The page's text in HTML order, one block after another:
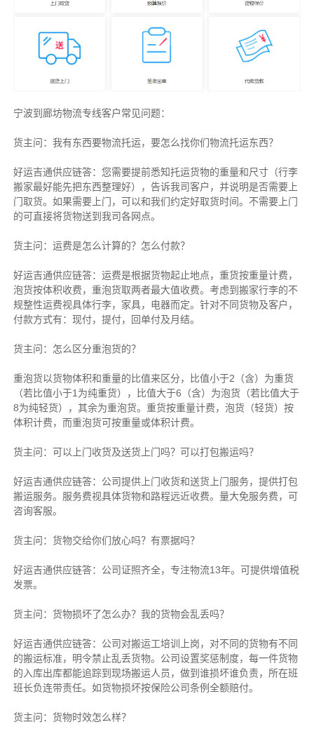
宁波到廊坊物流专线客户常见问题：
货主问：我有东西要物流托运，要怎么找你们物流托运东西？
好运吉通供应链答：您需要提前悉知托运货物的重量和尺寸（行李
搬家最好能先把东西整理好），告诉我司客户，并说明是否需要上
门取货。如果需要上门，可以和我们约定好取货时间。不需要上门
的可直接将货物送到我司各网点。
货主问：运费是怎么计算的？怎么付款？
好运吉通供应链答：运费是根据货物起止地点，重货按重量计费，
泡货按体积收费，重泡货取两者最大值收费。考虑到搬家行李的不
规整性运费视具体行李，家具，电器而定。针对不同货物及客户，
付款方式有：现付，提付，回单付及月结。
货主问：怎么区分重泡货的？
重泡货以货物体积和重量的比值来区分，比值小于2（含）为重货
（若比值小于1为纯重货），比值大于6（含）为泡货（若比值大于
8为纯轻货），其余为重泡货。重货按重量计费，泡货（轻货）按
体积计费，而重泡货可按重量或体积计费。
货主问：可以上门收货及送货上门吗？可以打包搬运吗？
好运吉通供应链答：公司提供上门收货和送货上门服务，提供打包
搬运服务。服务费视具体货物和路程远近收费。量大免服务费，可
咨询客服。
货主问：货物交给你们放心吗？有票据吗？
好运吉通供应链答：公司证照齐全，专注物流13年。可提供增值税
发票。
货主问：货物损坏了怎么办？我的货物会乱丢吗？
好运吉通供应链答：公司对搬运工培训上岗，对不同的货物有不同
的搬运标准，明令禁止乱丢货物。公司设置奖惩制度，每一件货物
的入库出库都能追踪到现场搬运人员，做到谁损坏谁负责，所在班
班长负连带责任。如货物损坏按保险公司条例全额赔付。
货主问：货物时效怎么样？